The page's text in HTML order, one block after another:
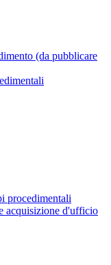
(da pubblicare
procedimentali
acquisizione d'ufficio